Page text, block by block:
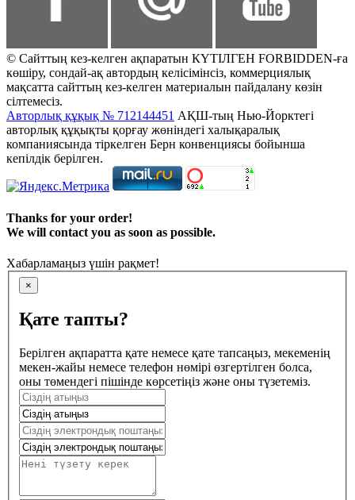
© Сайттың кез-келген ақпаратын КҮТІЛГЕН FORBIDDEN-ға
көшіру, сондай-ақ автордың келісімінсіз, коммерциялық
мақсатта сайттың кез-келген материалын пайдалану көзін
сілтемесіз.
Авторлық құқық № 712144451 АҚШ-тың Нью-Йорктегі
авторлық құқықты қорғау жөніндегі халықаралық
компаниясында тіркелген Берн конвенциясы бойынша
кепілдік берілген.
Thanks for your order!
We will contact you as soon as possible.
Хабарламаңыз үшін рақмет!
×
Қате тапты?
Берілген ақпаратта қате немесе қате тапсаңыз, мекеменің
мекен-жайы немесе телефон нөмірі өзгертілген болса,
оны төмендегі пішінде көрсетіңіз және оны түзетеміз.